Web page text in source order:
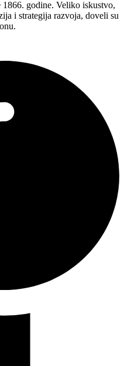
godine. Veliko iskustvo,
i strategija razvoja, doveli su